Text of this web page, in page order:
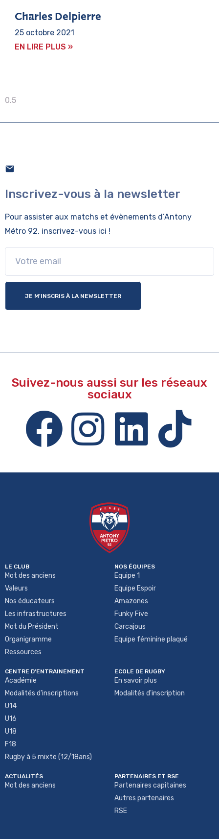
Charles Delpierre
25 octobre 2021
EN LIRE PLUS »
Inscrivez-vous à la newsletter
Pour assister aux matchs et évènements d’Antony
Métro 92, inscrivez-vous ici !
JE M'INSCRIS À LA NEWSLETTER
Suivez-nous aussi sur les réseaux
sociaux
LE CLUB
Mot des anciens
Valeurs
Nos éducateurs
Les infrastructures
Mot du Président
Organigramme
Ressources
NOS ÉQUIPES
Equipe 1
Equipe Espoir
Amazones
Funky Five
Carcajous
Equipe féminine plaqué
CENTRE D'ENTRAINEMENT
Académie
Modalités d'inscriptions
U14
U16
U18
F18
Rugby à 5 mixte (12/18ans)
ECOLE DE RUGBY
En savoir plus
Modalités d'inscription
ACTUALITÉS
Mot des anciens
PARTENAIRES ET RSE
Partenaires capitaines
Autres partenaires
RSE